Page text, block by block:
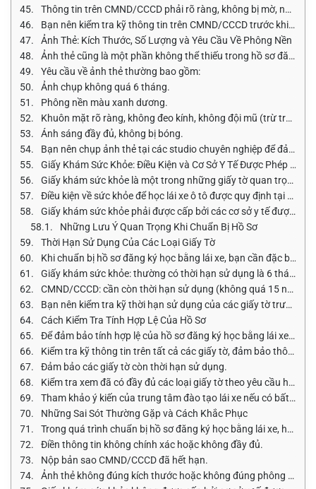
Thông tin trên CMND/CCCD phải rõ ràng, không bị mờ, nhòe.
Bạn nên kiểm tra kỹ thông tin trên CMND/CCCD trước khi
Ảnh Thẻ: Kích Thước, Số Lượng và Yêu Cầu Về Phông Nền
Ảnh thẻ cũng là một phần không thể thiếu trong hồ sơ đăng
Yêu cầu về ảnh thẻ thường bao gồm:
Ảnh chụp không quá 6 tháng.
Phông nền màu xanh dương.
Khuôn mặt rõ ràng, không đeo kính, không đội mũ (trừ trường
Ánh sáng đầy đủ, không bị bóng.
Bạn nên chụp ảnh thẻ tại các studio chuyên nghiệp để đảm
Giấy Khám Sức Khỏe: Điều Kiện và Cơ Sở Y Tế Được Phép
Giấy khám sức khỏe là một trong những giấy tờ quan trọng
Điều kiện về sức khỏe để học lái xe ô tô được quy định tại
Giấy khám sức khỏe phải được cấp bởi các cơ sở y tế được
Những Lưu Ý Quan Trọng Khi Chuẩn Bị Hồ Sơ
Thời Hạn Sử Dụng Của Các Loại Giấy Tờ
Khi chuẩn bị hồ sơ đăng ký học bằng lái xe, bạn cần đặc biệt
Giấy khám sức khỏe: thường có thời hạn sử dụng là 6 tháng.
CMND/CCCD: cần còn thời hạn sử dụng (không quá 15 năm
Bạn nên kiểm tra kỹ thời hạn sử dụng của các giấy tờ trước
Cách Kiểm Tra Tính Hợp Lệ Của Hồ Sơ
Để đảm bảo tính hợp lệ của hồ sơ đăng ký học bằng lái xe, bạn
Kiểm tra kỹ thông tin trên tất cả các giấy tờ, đảm bảo thông
Đảm bảo các giấy tờ còn thời hạn sử dụng.
Kiểm tra xem đã có đầy đủ các loại giấy tờ theo yêu cầu hay
Tham khảo ý kiến của trung tâm đào tạo lái xe nếu có bất kỳ
Những Sai Sót Thường Gặp và Cách Khắc Phục
Trong quá trình chuẩn bị hồ sơ đăng ký học bằng lái xe, học
Điền thông tin không chính xác hoặc không đầy đủ.
Nộp bản sao CMND/CCCD đã hết hạn.
Ảnh thẻ không đúng kích thước hoặc không đúng phông nền.